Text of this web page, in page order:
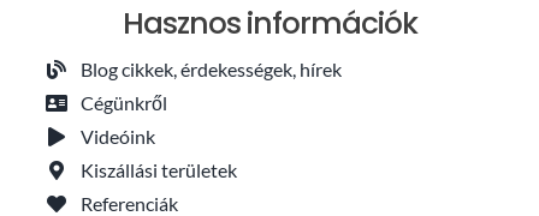
Hasznos információk
Blog cikkek, érdekességek, hírek
Cégünkről
Videóink
Kiszállási területek
Referenciák